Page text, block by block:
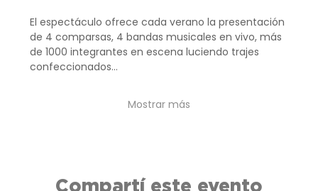
El espectáculo ofrece cada verano la presentación
de 4 comparsas, 4 bandas musicales en vivo, más
de 1000 integrantes en escena luciendo trajes
confeccionados…
Mostrar más
Compartí este evento